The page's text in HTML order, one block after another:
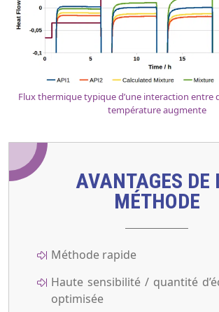
Flux thermique typique d’une interaction entre
température augmente
AVANTAGES DE
MÉTHODE
Méthode rapide
Haute sensibilité / quantité
optimisée